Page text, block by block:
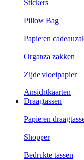
Stickers
Pillow Bag
Papieren
Organza zakken
Zijde vloeipapier
Ansichtkaarten
Draagtassen
Papieren
Shopper
Bedrukte tassen